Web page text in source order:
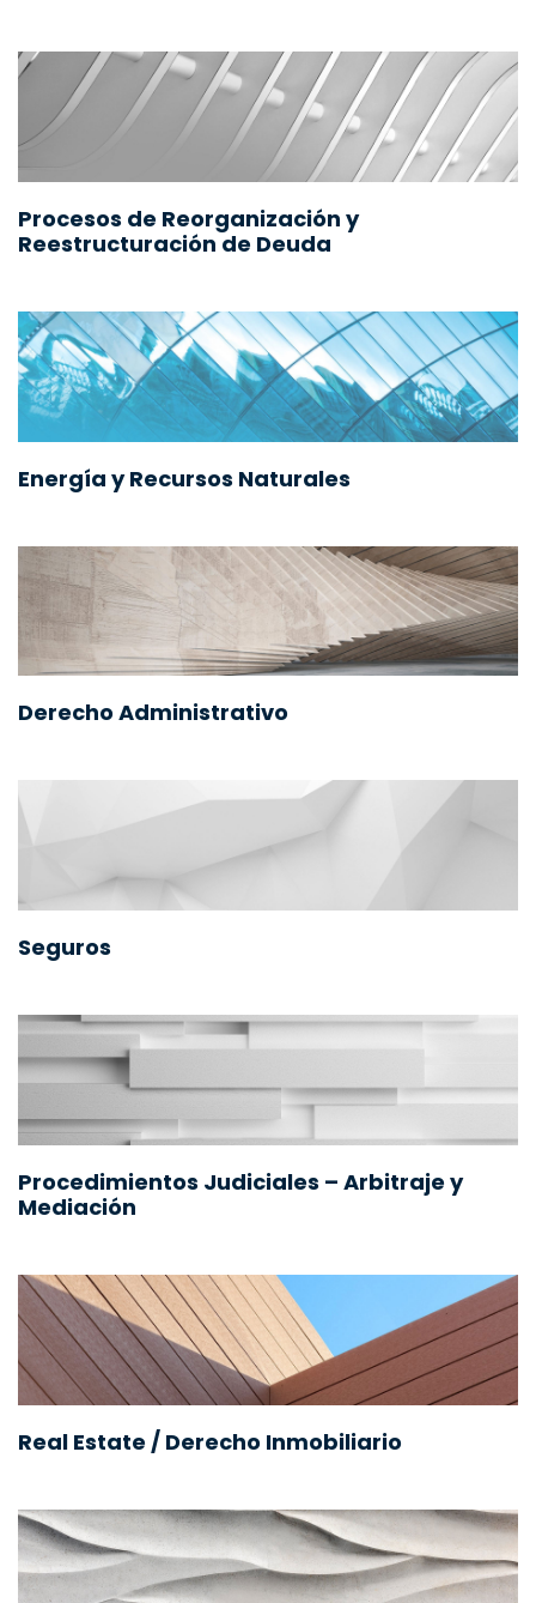
Procesos de Reorganización y
Reestructuración de Deuda
Energía y Recursos Naturales
Derecho Administrativo
Seguros
Procedimientos Judiciales – Arbitraje y
Mediación
Real Estate / Derecho Inmobiliario